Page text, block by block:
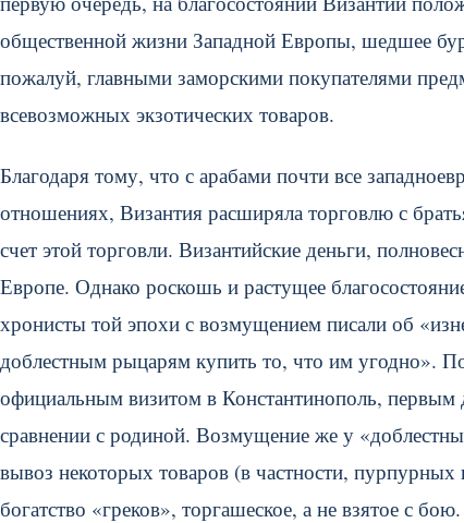
общественной жизни Западной Европы, шедшее
пожалуй, главными заморскими покупателями
всевозможных экзотических товаров.
Благодаря тому, что с арабами почти все
отношениях, Византия расширяла торговлю с
счет этой торговли. Византийские деньги,
Европе. Однако роскошь и растущее
хронисты той эпохи с возмущением писали об
доблестным рыцарям купить то, что им угодно».
официальным визитом в Константинополь, первым
сравнении с родиной. Возмущение же у
вывоз некоторых товаров (в частности,
богатство «греков», торгашеское, а не взятое с бою.